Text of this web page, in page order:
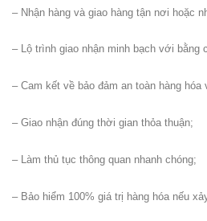
– Nhận hàng và giao hàng tận nơi hoặc
– Lộ trình giao nhận minh bạch với bằng
– Cam kết về bảo đảm an toàn hàng
– Giao nhận đúng thời gian thỏa thuận;
– Làm thủ tục thông quan nhanh chóng;
– Bảo hiểm 100% giá trị hàng hóa nếu